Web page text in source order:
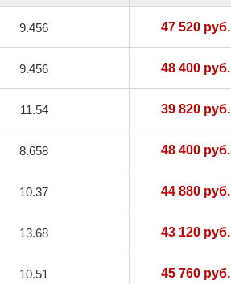
9.456 47 520 руб.
9.456 48 400 руб.
11.54 39 820 руб.
8.658 48 400 руб.
10.37 44 880 руб.
13.68 43 120 руб.
10.51 45 760 руб.